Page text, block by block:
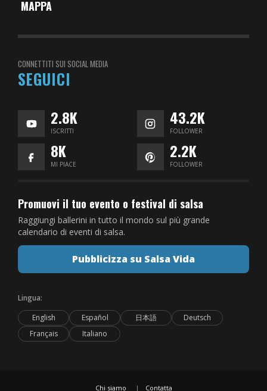
MAPPA
CONNETTITI SUI SOCIAL MEDIA
SEGUICI
2.8K
ISCRITTI
43.2K
FOLLOWER
8K
MI PIACE
2.2K
FOLLOWER
Promuovi il tuo evento o festival di salsa
Raggiungi ballerini in tutto il mondo sul più grande
calendario di eventi di salsa.
Pubblicizza su Salsa Vida
Lingua:
English
Español 日本語
Deutsch
Français
Italiano
Chi siamo Contatta